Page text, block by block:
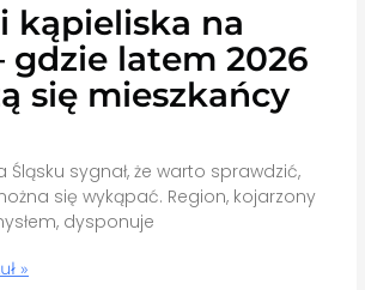
kąpieliska na
gdzie latem 2026
się mieszkańcy
Śląsku sygnał, że warto sprawdzić,
się wykąpać. Region, kojarzony
dysponuje
»